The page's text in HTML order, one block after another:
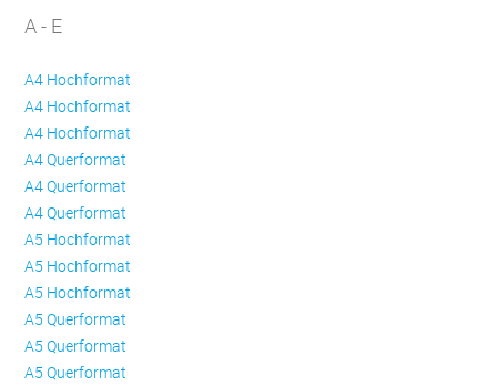
A - E
A4 Hochformat
A4 Hochformat
A4 Hochformat
A4 Querformat
A4 Querformat
A4 Querformat
A5 Hochformat
A5 Hochformat
A5 Hochformat
A5 Querformat
A5 Querformat
A5 Querformat